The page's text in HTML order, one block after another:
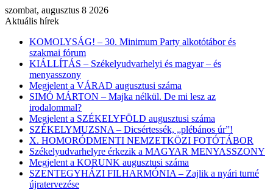
szombat, augusztus 8 2026
Aktuális hírek
KOMOLYSÁG! – 30. Minimum Party alkotótábor és
szakmai fórum
KIÁLLÍTÁS – Székelyudvarhelyi és magyar – és
menyasszony
Megjelent a VÁRAD augusztusi száma
SIMÓ MÁRTON – Majka nélkül. De mi lesz az
irodalommal?
Megjelent a SZÉKELYFÖLD augusztusi száma
SZÉKELYMUZSNA – Dicsértessék, „plébános úr”!
X. HOMORÓDMENTI NEMZETKÖZI FOTÓTÁBOR
Székelyudvarhelyre érkezik a MAGYAR MENYASSZONY
Megjelent a KORUNK augusztusi száma
SZENTEGYHÁZI FILHARMÓNIA – Zajlik a nyári turné
újratervezése